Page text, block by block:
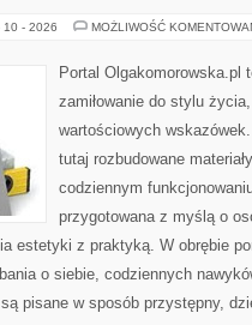
10 - 2026 MOŻLIWOŚĆ
Portal Olgakomorowska.pl
zamiłowanie do stylu
wartościowych
tutaj rozbudowane
codziennym
przygotowana z myślą o
estetyki z praktyką. W obrębie
o siebie, codziennych
pisane w sposób przystępny,